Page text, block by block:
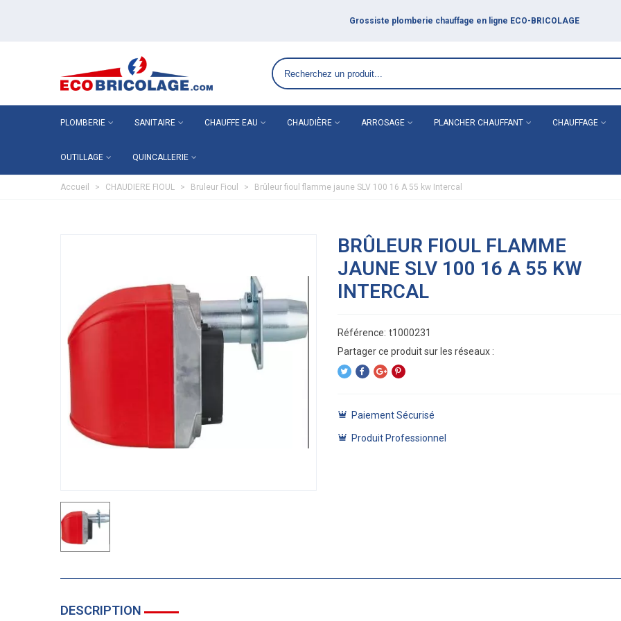
PLOMBERIE SANITAIRE CHAUFFE EAU CHAUDIÈRE ARROSAGE PLANCHER CHAUFFANT CHAUFFAGE
OUTILLAGE QUINCALLERIE
Accueil > CHAUDIERE FIOUL > Bruleur Fioul > Brûleur fioul flamme jaune SLV 100 16 A 55 kw Intercal
BRÛLEUR FIOUL FLAMME
JAUNE SLV 100 16 A 55 KW
INTERCAL
Référence: t1000231
Paiement Sécurisé
Produit Professionnel
DESCRIPTION